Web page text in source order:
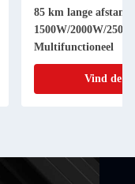
85 km lange afstand
1500W/2000W/
Multifunctioneel
Vind de